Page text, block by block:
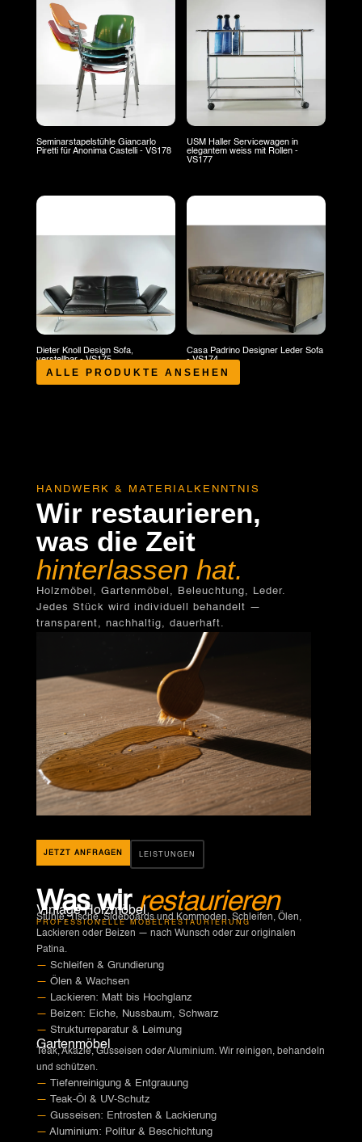
Seminarstapelstühle Giancarlo
Piretti für Anonima Castelli - VS178
USM Haller Servicewagen in
elegantem weiss mit Rollen -
VS177
Dieter Knoll Design Sofa,
verstellbar - VS175
Casa Padrino Designer Leder Sofa
- VS174
ALLE PRODUKTE ANSEHEN
HANDWERK & MATERIALKENNTNIS
Wir restaurieren,
was die Zeit
hinterlassen hat.
Holzmöbel, Gartenmöbel, Beleuchtung, Leder.
Jedes Stück wird individuell behandelt —
transparent, nachhaltig, dauerhaft.
JETZT ANFRAGEN LEISTUNGEN
PROFESSIONELLE MÖBELRESTAURIERUNG
Was wirrestaurieren
Vintage Holzmöbel
Stühle, Tische, Sideboards und Kommoden. Schleifen, Ölen,
Lackieren oder Beizen — nach Wunsch oder zur originalen
Patina.
— Schleifen & Grundierung
— Ölen & Wachsen
— Lackieren: Matt bis Hochglanz
— Beizen: Eiche, Nussbaum, Schwarz
— Strukturreparatur & Leimung
Gartenmöbel
Teak, Akazie, Gusseisen oder Aluminium. Wir reinigen, behandeln
und schützen.
—
Tiefenreinigung & Entgrauung
—
Teak-Öl & UV-Schutz
— Gusseisen: Entrosten & Lackierung
— Aluminium: Politur & Beschichtung